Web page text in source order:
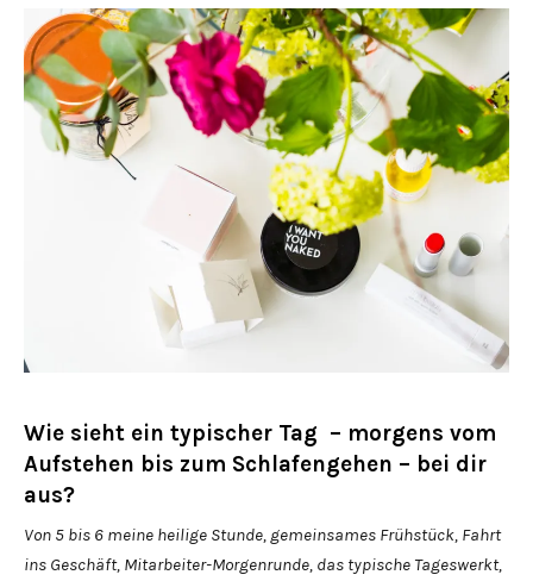
Wie sieht ein typischer Tag – morgens vom
Aufstehen bis zum Schlafengehen – bei dir
aus?
Von 5 bis 6 meine heilige Stunde, gemeinsames Frühstück, Fahrt
ins Geschäft, Mitarbeiter-Morgenrunde, das typische Tageswerkt,